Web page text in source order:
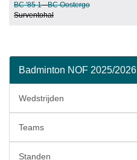
BC '85 1-BC Oostergo
Surventohal
Badminton NOF 2025/2026
Wedstrijden
Teams
Standen